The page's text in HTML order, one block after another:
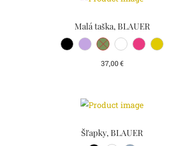
Malá taška, BLAUER
37,00€
Šľapky, BLAUER